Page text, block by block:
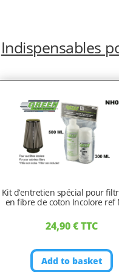
Indispensables
Kit d’entretien spécial pour
en fibre de coton Incolore ref
24,90€ TTC
Add to basket